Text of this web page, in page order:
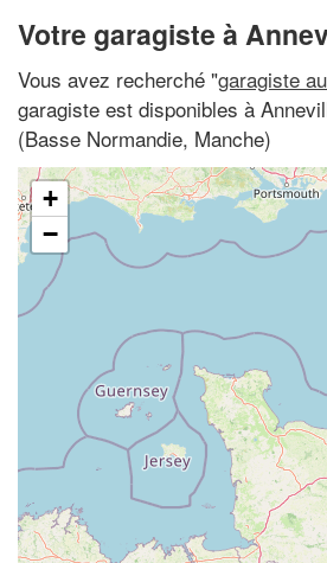
Votre garagiste à
Vous avez recherché "garagiste
garagiste est disponibles à
(Basse Normandie, Manche)
+
−